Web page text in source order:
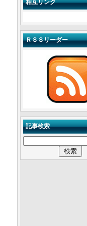
相互リンク
ＲＳＳリーダー
記事検索